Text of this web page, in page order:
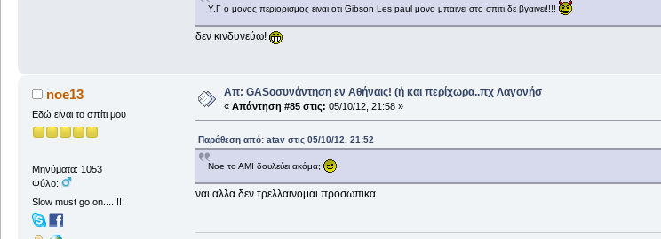
Υ.Γ ο μονος περιορισμος ειναι οτι Gibson Les paul μονο μπαινει στο σπιτι,δε βγαινει!!!!
δεν κινδυνεύω!
noe13
Εδώ είναι το σπίτι μου
Μηνύματα: 1053
Φύλο:
Slow must go on....!!!!
Απ: GASοσυνάντηση εν Αθήναις! (ή και περίχωρα..πχ Λαγονήσ
« Απάντηση #85 στις: 05/10/12, 21:58 »
Παράθεση από: atav στις 05/10/12, 21:52
Noe το ΑΜΙ δουλεύει ακόμα;
ναι αλλα δεν τρελλαινομαι προσωπικα